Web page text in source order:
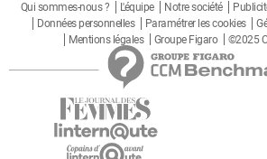
Qui sommes-nous ? L'équipe Notre société
Données personnelles
Paramétrer les cookies
Mentions légales
Groupe Figaro ©2025